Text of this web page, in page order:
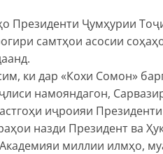
Президенти Ҷумҳурии
самтҳои асосии
ки дар «Кохи Сомон»
намояндагон,
иҷроияи
назди Президент ва
миллии илмҳо,